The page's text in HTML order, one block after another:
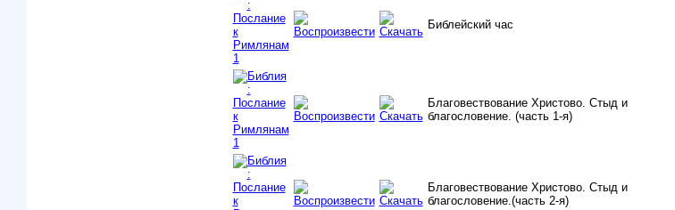
Библейский час
Благовествование Христово. Стыд и
благословение. (часть 1-я)
Благовествование Христово. Стыд и
благословение.(часть 2-я)